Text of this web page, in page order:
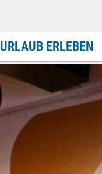
URLAUB ERLEBEN